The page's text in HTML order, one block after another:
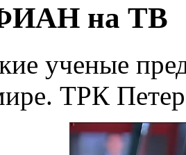
на ТВ
ученые
ТРК